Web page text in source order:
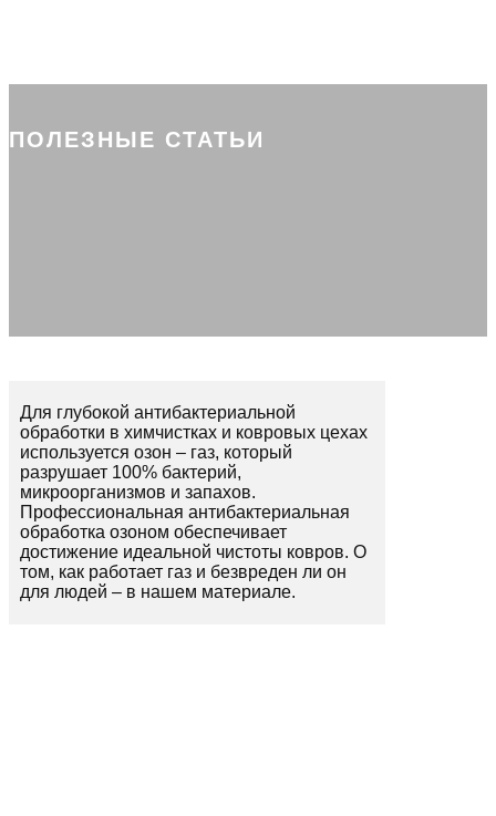
ПОЛЕЗНЫЕ СТАТЬИ
Для глубокой антибактериальной
обработки в химчистках и ковровых цехах
используется озон – газ, который
разрушает 100% бактерий,
микроорганизмов и запахов.
Профессиональная антибактериальная
обработка озоном обеспечивает
достижение идеальной чистоты ковров. О
том, как работает газ и безвреден ли он
для людей – в нашем материале.